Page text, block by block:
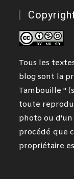
Tous les
blog sont la
Tambouille "
toute
photo ou
procédé que
propriétaire